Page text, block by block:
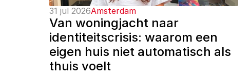
31 jul 2026Amsterdam
Van woningjacht naar
identiteitscrisis: waarom een
eigen huis niet automatisch als
thuis voelt